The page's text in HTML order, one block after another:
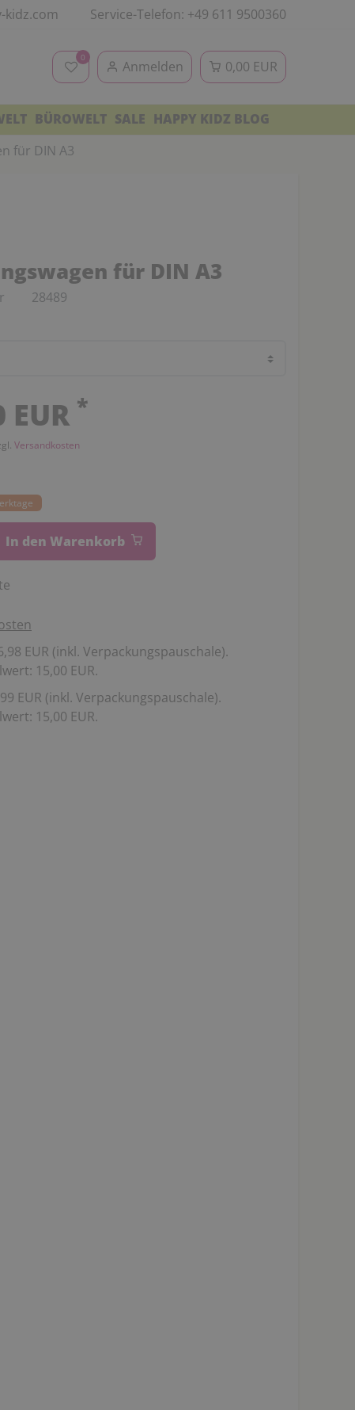
kidz.com Service-Telefon: +49 611 9500360
0
Anmelden 0,00 EUR
BÜROWELT SALE HAPPY KIDZ BLOG
für DIN A3
für DIN A3
28489
EUR *
Versandkosten
In den Warenkorb
EUR (inkl. Verpackungspauschale).
15,00 EUR.
EUR (inkl. Verpackungspauschale).
15,00 EUR.